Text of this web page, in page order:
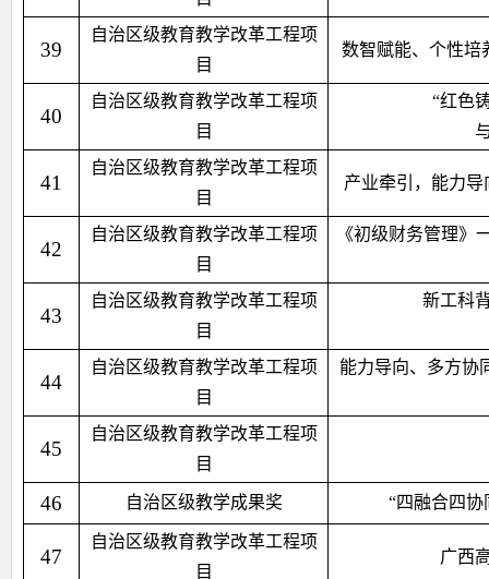
39
自治区级教育教学改革工程项
目
数智赋能、个性培
40
自治区级教育教学改革工程项
目
“红色
41
自治区级教育教学改革工程项
目
产业牵引，能力
42
自治区级教育教学改革工程项
目
《初级财务管理》
43
自治区级教育教学改革工程项
目
新工科
44
自治区级教育教学改革工程项
目
能力导向、多方协
45
自治区级教育教学改革工程项
目
46 自治区级教学成果奖 “四融合四
47
自治区级教育教学改革工程项
目
广西